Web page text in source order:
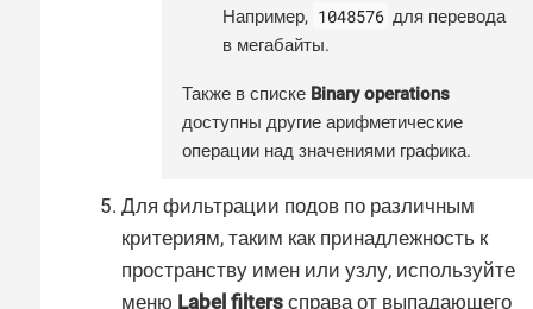
Например, 1048576 для перевода
в мегабайты.
Также в списке Binary operations
доступны другие арифметические
операции над значениями графика.
Для фильтрации подов по различным
критериям, таким как принадлежность к
пространству имен или узлу, используйте
меню Label filters справа от выпадающего